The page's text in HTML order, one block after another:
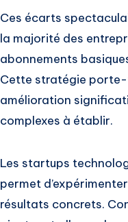
Ces écarts
la majorité des
abonnements
Cette stratégie porte-
amélioration
complexes à établir.
Les startups
permet
résultats concrets.